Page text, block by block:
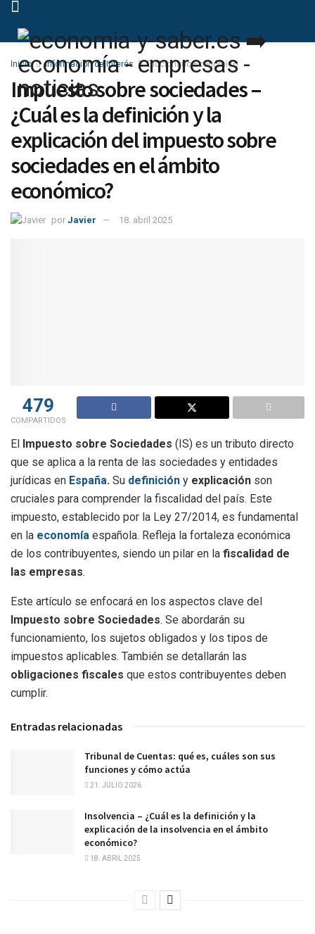
Inicio Información de Interés Diccionario Económico
Impuesto sobre sociedades –
¿Cuál es la definición y la
explicación del impuesto sobre
sociedades en el ámbito
económico?
por Javier 18. abril 2025
479
COMPARTIDOS
El Impuesto sobre Sociedades (IS) es un tributo directo
que se aplica a la renta de las sociedades y entidades
jurídicas en España. Su definición y explicación son
cruciales para comprender la fiscalidad del país. Este
impuesto, establecido por la Ley 27/2014, es fundamental
en la economía española. Refleja la fortaleza económica
de los contribuyentes, siendo un pilar en la fiscalidad de
las empresas.
Este artículo se enfocará en los aspectos clave del
Impuesto sobre Sociedades. Se abordarán su
funcionamiento, los sujetos obligados y los tipos de
impuestos aplicables. También se detallarán las
obligaciones fiscales que estos contribuyentes deben
cumplir.
Entradas relacionadas
Tribunal de Cuentas: qué es, cuáles son sus
funciones y cómo actúa
21. JULIO 2026
Insolvencia – ¿Cuál es la definición y la
explicación de la insolvencia en el ámbito
económico?
18. ABRIL 2025